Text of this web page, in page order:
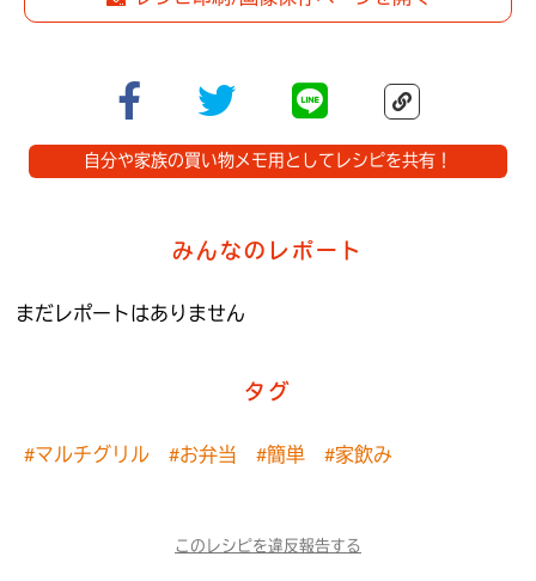
自分や家族の買い物メモ用としてレシピを共有！
みんなのレポート
まだレポートはありません
タグ
#マルチグリル #お弁当 #簡単 #家飲み
このレシピを違反報告する